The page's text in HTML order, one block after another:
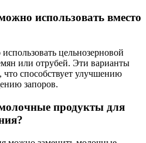
использовать вместо
цельнозерновой
или отрубей. Эти варианты
что способствует улучшению
запоров.
продукты для